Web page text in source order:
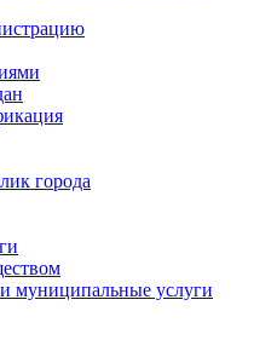
города
муниципальные услуги